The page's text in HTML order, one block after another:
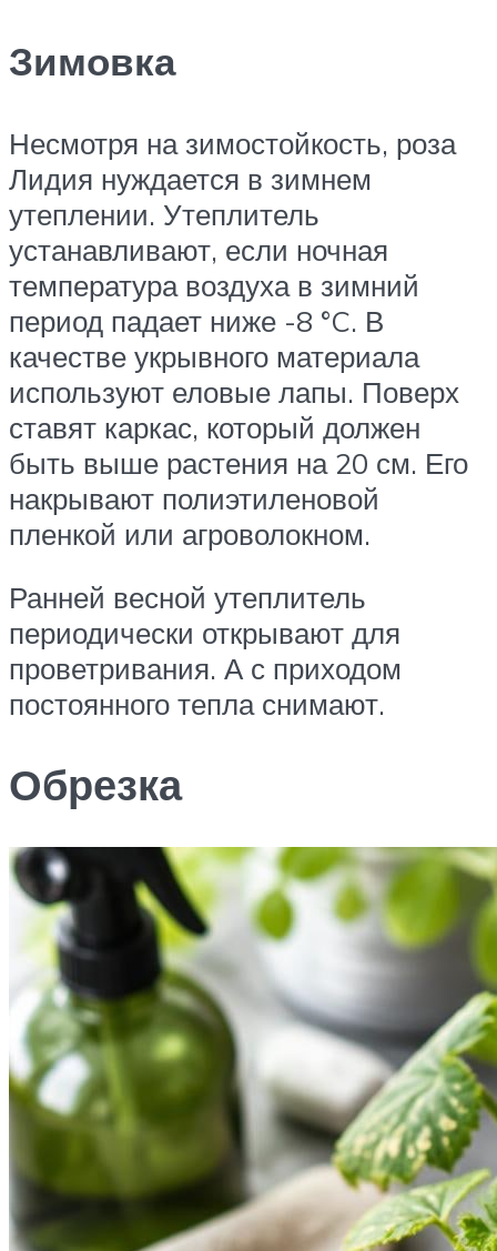
Зимовка
Несмотря на зимостойкость, роза
Лидия нуждается в зимнем
утеплении. Утеплитель
устанавливают, если ночная
температура воздуха в зимний
период падает ниже -8 °C. В
качестве укрывного материала
используют еловые лапы. Поверх
ставят каркас, который должен
быть выше растения на 20 см. Его
накрывают полиэтиленовой
пленкой или агроволокном.
Ранней весной утеплитель
периодически открывают для
проветривания. А с приходом
постоянного тепла снимают.
Обрезка